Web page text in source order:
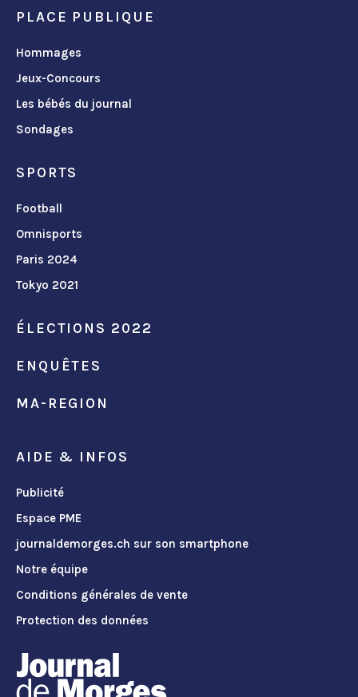
PLACE PUBLIQUE
Hommages
Jeux-Concours
Les bébés du journal
Sondages
SPORTS
Football
Omnisports
Paris 2024
Tokyo 2021
ÉLECTIONS 2022
ENQUÊTES
MA-REGION
AIDE & INFOS
Publicité
Espace PME
journaldemorges.ch sur son smartphone
Notre équipe
Conditions générales de vente
Protection des données